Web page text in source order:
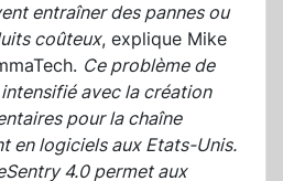
entraîner des pannes ou
coûteux, explique Mike
Ce problème de
intensifié avec la création
pour la chaîne
en logiciels aux Etats-Unis.
4.0 permet aux